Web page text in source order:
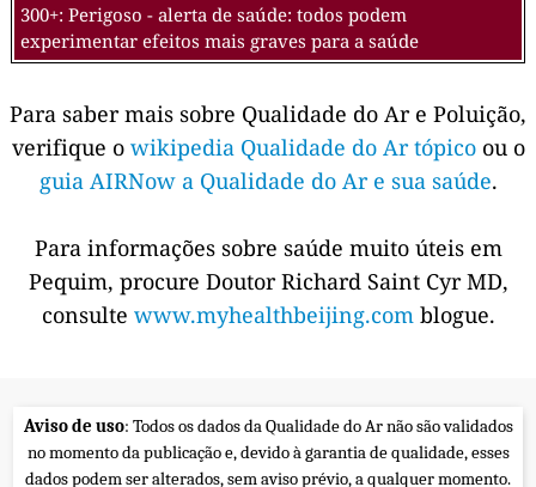
300+: Perigoso - alerta de saúde: todos podem
experimentar efeitos mais graves para a saúde
Para saber mais sobre Qualidade do Ar e Poluição,
verifique o wikipedia Qualidade do Ar tópico ou o
guia AIRNow a Qualidade do Ar e sua saúde.
Para informações sobre saúde muito úteis em
Pequim, procure Doutor Richard Saint Cyr MD,
consulte www.myhealthbeijing.com blogue.
Aviso de uso: Todos os dados da Qualidade do Ar não são validados
no momento da publicação e, devido à garantia de qualidade, esses
dados podem ser alterados, sem aviso prévio, a qualquer momento.